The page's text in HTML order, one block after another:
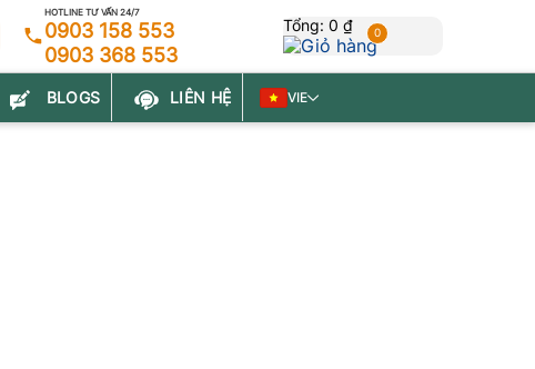
HOTLINE TƯ VẤN 24/7
0903 158 553
0903 368 553
Tổng: 0 ₫ 0
BLOGS LIÊN HỆ VIE